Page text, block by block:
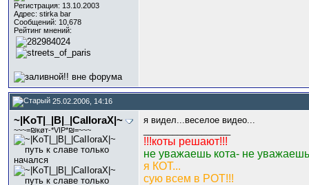
Регистрация: 13.10.2003
Адрес: stirka bar
Сообщений: 10,678
Рейтинг мнений:
25.02.2006, 14:16
~|KoT|_|B|_|CaIIoraX|~
~~~=₪кøт-*VIP*₪=~~~
я видел...веселое видео...
!!!коты решают!!!
не уважаешь кота- не
я КОТ...
сую всем в РОТ!!!